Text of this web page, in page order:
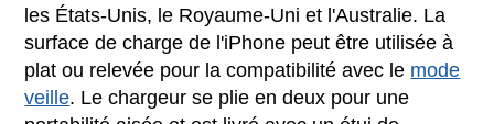
les États-Unis, le Royaume-Uni et l'Australie. La
surface de charge de l'iPhone peut être utilisée à
plat ou relevée pour la compatibilité avec le mode
veille. Le chargeur se plie en deux pour une